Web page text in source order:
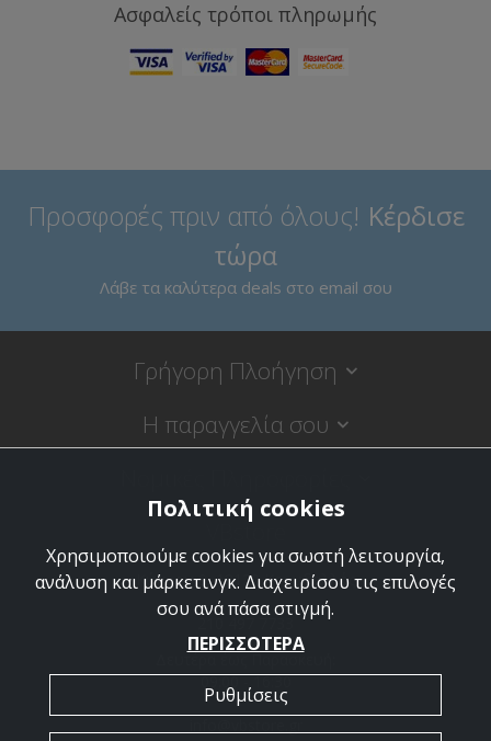
Ασφαλείς τρόποι πληρωμής
Προσφορές πριν από όλους! Κέρδισε
τώρα
Λάβε τα καλύτερα deals στο email σου
Γρήγορη Πλοήγηση
Η παραγγελία σου
VBstore
Κύπρου 9, 18120 Κορυδαλλός
Δευτέρα έως Παρασκευή:
09:00 - 16:30
Πολιτική cookies
Χρησιμοποιούμε cookies για σωστή λειτουργία,
ανάλυση και μάρκετινγκ. Διαχειρίσου τις επιλογές
σου ανά πάσα στιγμή.
ΠΕΡΙΣΣΟΤΕΡΑ
Ρυθμίσεις